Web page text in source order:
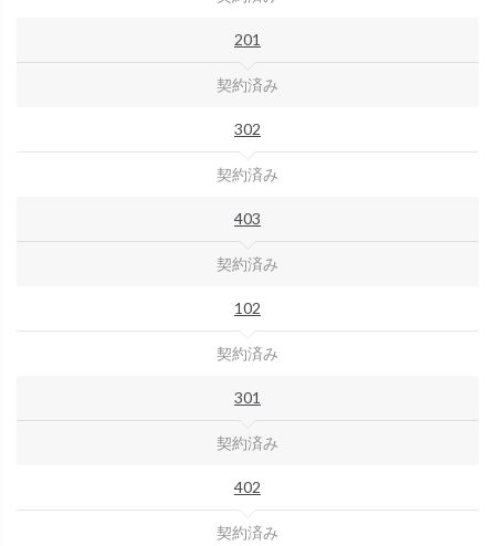
201
契約済み
302
契約済み
403
契約済み
102
契約済み
301
契約済み
402
契約済み